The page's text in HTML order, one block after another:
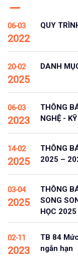
06-03
2022
QUY
20-02
2025
DANH
06-03
2023
THÔNG
NGHỆ -
14-02
2025
THÔNG
2025 –
03-04
2025
THÔNG
SONG
HỌC
02-11
2023
TB 84
ngắn hạn